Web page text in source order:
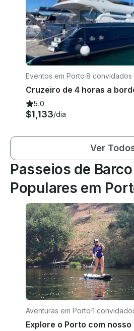
Eventos em Porto·8 convidados
5.0
$1,133/dia
Ver
Passeios de
Populares em
Aventuras em Porto·1